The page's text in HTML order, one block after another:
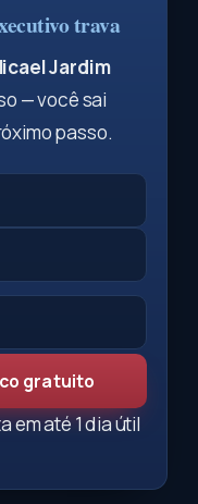
trava
Jardim
— você sai
passo.
gratuito
em até 1 dia útil